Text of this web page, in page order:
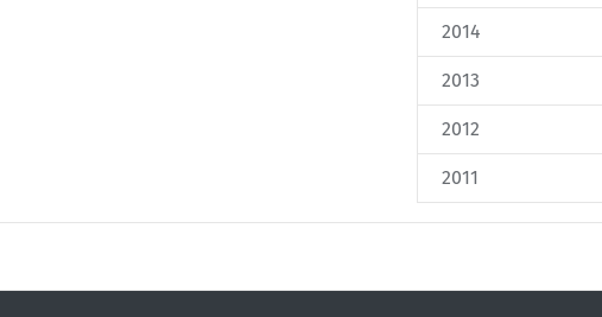
2014
2013
2012
2011